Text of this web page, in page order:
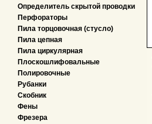
Определитель скрытой проводки
Перфораторы
Пила торцовочная (стусло)
Пила цепная
Пила циркулярная
Плоскошлифовальные
Полировочные
Рубанки
Скобник
Фены
Фрезера